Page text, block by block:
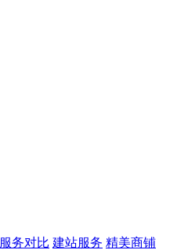
服务对比 建站服务 精美商铺